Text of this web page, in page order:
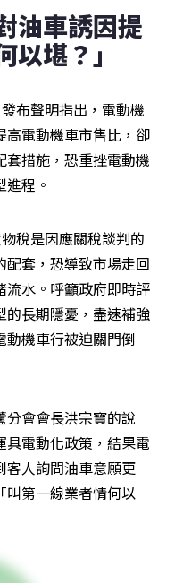
油車誘因提
堪？」
布聲明指出，電動機
高電動機車市售比，卻
套措施，恐重挫電動機
程。
稅是因應關稅談判的
套，恐導致市場走回
流水。呼籲政府即時評
的長期隱憂，盡速補強
機車行被迫關門倒
會會長洪宗寶的說
具電動化政策，結果電
客人詢問油車意願更
叫第一線業者情何以